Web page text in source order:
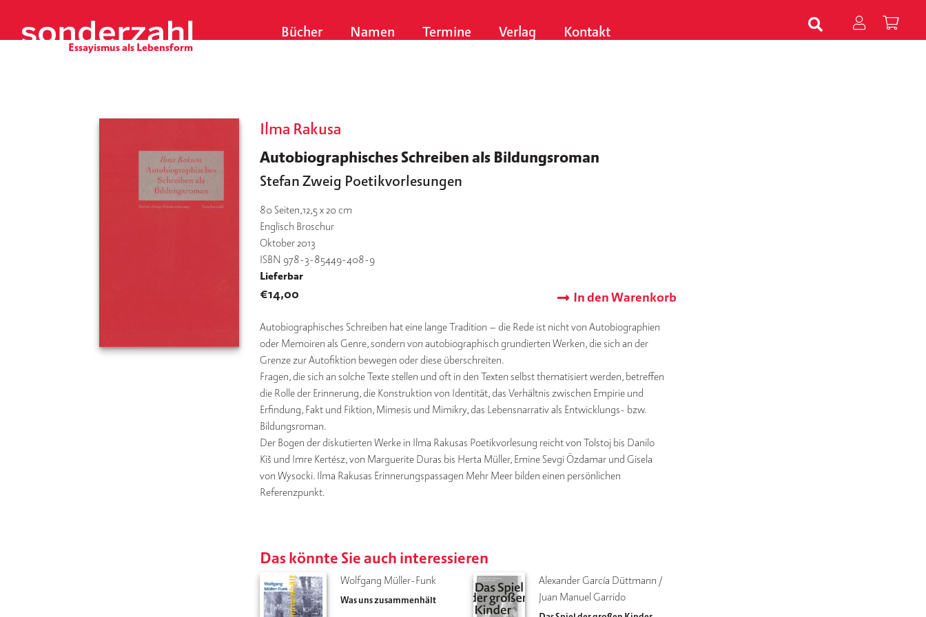
i
Bücher Namen Termine Verlag Kontakt
Ilma Rakusa
Autobiographisches Schreiben als Bildungsroman
Stefan Zweig Poetikvorlesungen
80Seiten,12,5 x 20 cm
Englisch Broschur
Oktober 2013
ISBN 978-3-85449-408-9
Lieferbar
€14,00 In den Warenkorb
Autobiographisches Schreiben hat eine lange Tradition – die Rede ist nicht von Autobiographien
oder Memoiren als Genre, sondern von autobiographisch grundierten Werken, die sich an der
Grenze zur Autofiktion bewegen oder diese überschreiten.
Fragen, die sich an solche Texte stellen und oft in den Texten selbst thematisiert werden, betreffen
die Rolle der Erinnerung, die Konstruktion von Identität, das Verhältnis zwischen Empirie und
Erfindung, Fakt und Fiktion, Mimesis und Mimikry, das Lebensnarrativ als Entwicklungs- bzw.
Bildungsroman.
Der Bogen der diskutierten Werke in Ilma Rakusas Poetikvorlesung reicht von Tolstoj bis Danilo
Kiš und Imre Kertész, von Marguerite Duras bis Herta Müller, Emine Sevgi Özdamar und Gisela
von Wysocki. Ilma Rakusas Erinnerungspassagen Mehr Meer bilden einen persönlichen
Referenzpunkt.
Das könnte Sie auch interessieren
Wolfgang Müller-Funk
Was uns zusammenhält
Alexander García Düttmann /
Juan Manuel Garrido